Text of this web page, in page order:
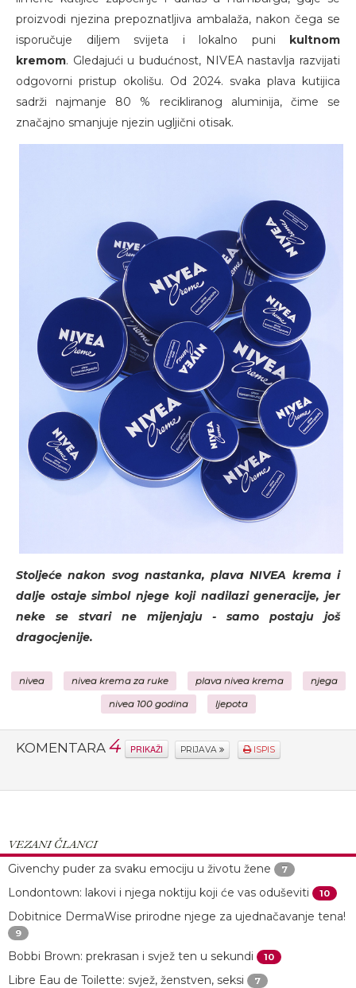
proizvodi njezina prepoznatljiva ambalaža, nakon čega se
isporučuje diljem svijeta i lokalno puni kultnom
kremom. Gledajući u budućnost, NIVEA nastavlja razvijati
odgovorni pristup okolišu. Od 2024. svaka plava kutijica
sadrži najmanje 80 % recikliranog aluminija, čime se
značajno smanjuje njezin ugljični otisak.
Stoljeće nakon svog nastanka, plava NIVEA krema i
dalje ostaje simbol njege koji nadilazi generacije, jer
neke se stvari ne mijenjaju - samo postaju još
dragocjenije.
nivea nivea krema za ruke plava nivea krema njega
nivea 100 godina ljepota
KOMENTARA 4 PRIKAŽI PRIJAVA ISPIS
VEZANI ČLANCI
Givenchy puder za svaku emociju u životu žene
7
Londontown: lakovi i njega noktiju koji će vas oduševiti 10
Dobitnice DermaWise prirodne njege za ujednačavanje tena!
9
Bobbi Brown: prekrasan i svjež ten u sekundi 10
Libre Eau de Toilette: svjež, ženstven, seksi 7